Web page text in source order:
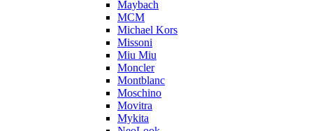
Maybach
MCM
Michael Kors
Missoni
Miu Miu
Moncler
Montblanc
Moschino
Movitra
Mykita